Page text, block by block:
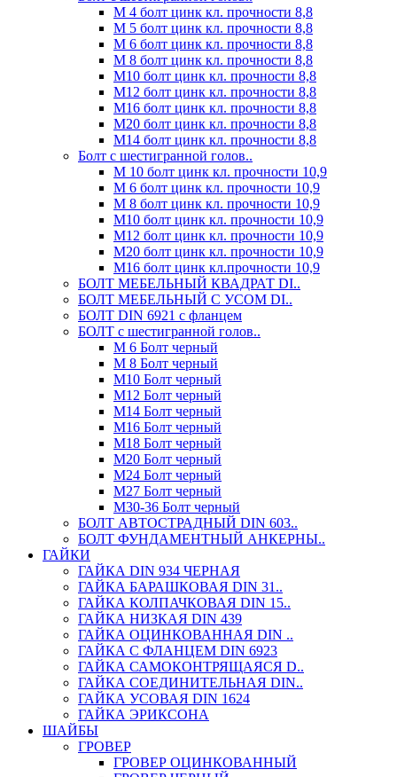
М 4 болт цинк кл. прочности 8,8
М 5 болт цинк кл. прочности 8,8
М 6 болт цинк кл. прочности 8,8
М 8 болт цинк кл. прочности 8,8
М10 болт цинк кл. прочности 8,8
М12 болт цинк кл. прочности 8,8
М16 болт цинк кл. прочности 8,8
М20 болт цинк кл. прочности 8,8
М14 болт цинк кл. прочности 8,8
Болт с шестигранной голов..
М 10 болт цинк кл. прочности 10,9
М 6 болт цинк кл. прочности 10,9
М 8 болт цинк кл. прочности 10,9
М10 болт цинк кл. прочности 10,9
М12 болт цинк кл. прочности 10,9
М20 болт цинк кл. прочности 10,9
М16 болт цинк кл.прочности 10,9
БОЛТ МЕБЕЛЬНЫЙ КВАДРАТ DI..
БОЛТ МЕБЕЛЬНЫЙ С УСОМ DI..
БОЛТ DIN 6921 c фланцем
БОЛТ с шестигранной голов..
М 6 Болт черный
М 8 Болт черный
М10 Болт черный
М12 Болт черный
М14 Болт черный
М16 Болт черный
М18 Болт черный
М20 Болт черный
М24 Болт черный
М27 Болт черный
М30-36 Болт черный
БОЛТ АВТОСТРАДНЫЙ DIN 603..
БОЛТ ФУНДАМЕНТНЫЙ АНКЕРНЫ..
ГАЙКИ
ГАЙКА DIN 934 ЧЕРНАЯ
ГАЙКА БАРАШКОВАЯ DIN 31..
ГАЙКА КОЛПАЧКОВАЯ DIN 15..
ГАЙКА НИЗКАЯ DIN 439
ГАЙКА ОЦИНКОВАННАЯ DIN ..
ГАЙКА С ФЛАНЦЕМ DIN 6923
ГАЙКА САМОКОНТРЯЩАЯСЯ D..
ГАЙКА СОЕДИНИТЕЛЬНАЯ DIN..
ГАЙКА УСОВАЯ DIN 1624
ГАЙКА ЭРИКСОНА
ШАЙБЫ
ГРОВЕР
ГРОВЕР ОЦИНКОВАННЫЙ